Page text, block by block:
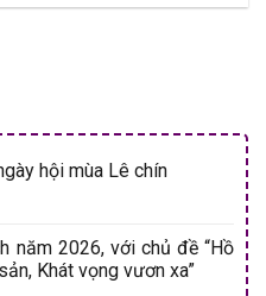
hội mùa Lê chín
năm 2026, với chủ đề “Hồ
Khát vọng vươn xa”